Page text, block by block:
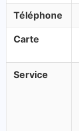
Téléphone
Carte
Service